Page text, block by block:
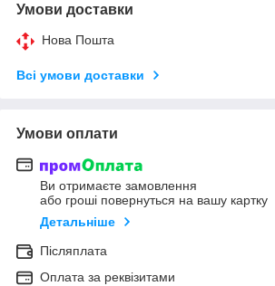
Умови доставки
Нова Пошта
Всі умови доставки
Умови оплати
Ви отримаєте замовлення
або гроші повернуться на вашу картку
Детальніше
Післяплата
Оплата за реквізитами